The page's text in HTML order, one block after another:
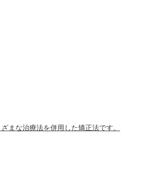
まな治療法を併用した矯正法です。